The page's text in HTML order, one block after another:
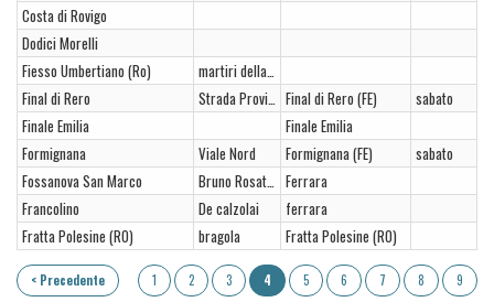
Costa di Rovigo
Dodici Morelli
Fiesso Umbertiano (Ro)
martiri della libertà
Final di Rero
Strada Provinciale nr. 4 Final di Rero (FE)
sabato
Finale Emilia
Finale Emilia
Formignana
Viale Nord Formignana (FE)
sabato
Fossanova San Marco
Bruno Rosatti 27 Ferrara
Francolino
De calzolai
ferrara
Fratta Polesine (RO)
bragola Fratta Polesine (RO)
< Precedente 1 2 3 4 5 6 7 8 9